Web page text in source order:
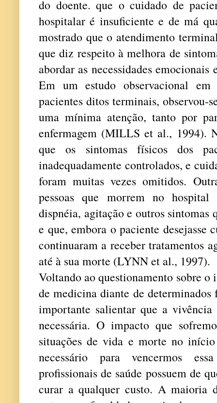
do doente. que o cuidado de
hospitalar é insuficiente e de má
mostrado que o atendimento
que diz respeito à melhora de
abordar as necessidades
Em um estudo observacional
pacientes ditos terminais, observou-
uma mínima atenção, tanto por
enfermagem (MILLS et al., 1994).
que os sintomas físicos dos
inadequadamente controlados, e
foram muitas vezes omitidos.
pessoas que morrem no
dispnéia, agitação e outros sintomas
e que, embora o paciente desejasse
continuaram a receber tratamentos
até à sua morte (LYNN et al., 1997).
Voltando ao questionamento sobre o
de medicina diante de
importante salientar que a
necessária. O impacto que
situações de vida e morte no
necessário para vencermos
profissionais de saúde possuem de
curar a qualquer custo. A maioria